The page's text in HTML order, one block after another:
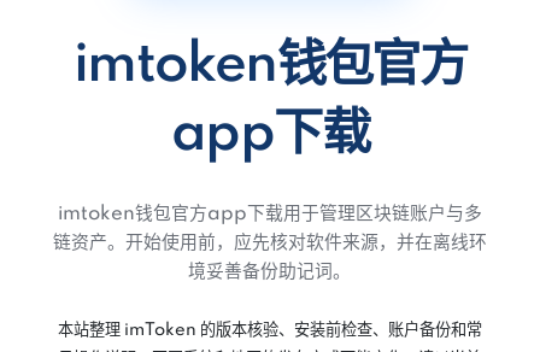
imtoken钱包官方
app下载
imtoken钱包官方app下载用于管理区块链账户与多
链资产。开始使用前，应先核对软件来源，并在离线环
境妥善备份助记词。
本站整理 imToken 的版本核验、安装前检查、账户备份和常